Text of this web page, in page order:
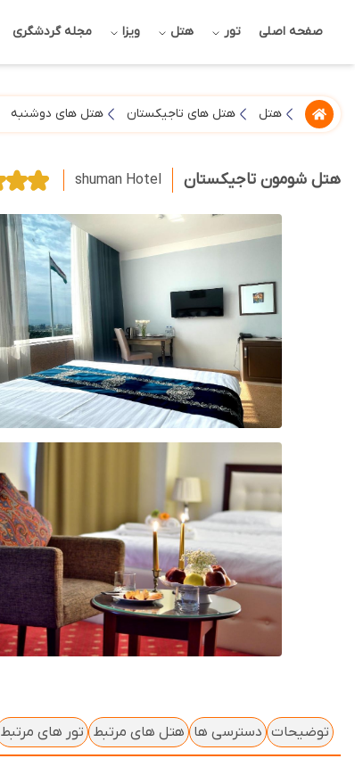
صفحه اصلی تور هتل ویزا مجله گردشگری
هتل هتل های تاجیکستان هتل های دوشنبه
هتل شومون تاجیکستان shuman Hotel
توضیحات دسترسی ها هتل های مرتبط تور های مرتبط